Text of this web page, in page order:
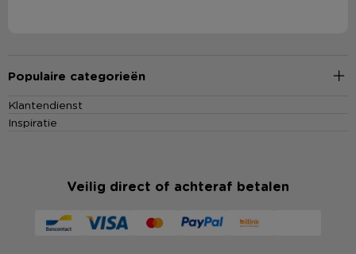
Populaire categorieën
Klantendienst
Inspiratie
Veilig direct of achteraf betalen